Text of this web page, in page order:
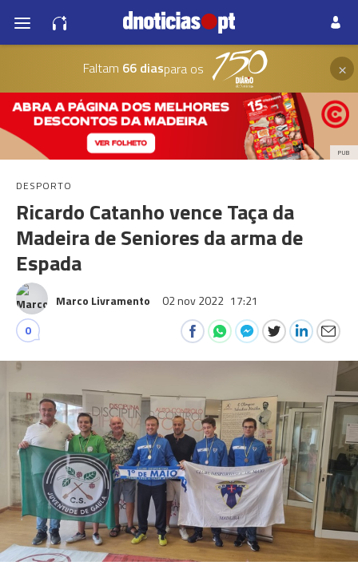
Faltam 66 diaspara os ×
PUB
DESPORTO
Ricardo Catanho vence Taça da
Madeira de Seniores da arma de
Espada
Marco Livramento 02 nov 2022 17:21
0